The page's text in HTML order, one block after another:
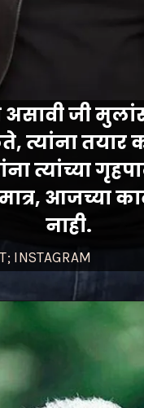
INSTAGRAM
जी
त्यांना
त्यांच्या
आजच्या
नाही.